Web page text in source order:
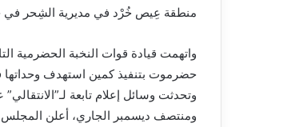
منطقة عِيص خُرْد في مديرية الشِحر
واتهمت قيادة قوات النخبة الحضرمية
حضرموت بتنفيذ كمين استهدف وحداتها
وتحدثت وسائل إعلام تابعة
ومنتصف ديسمبر الجاري، أعلن المجلس